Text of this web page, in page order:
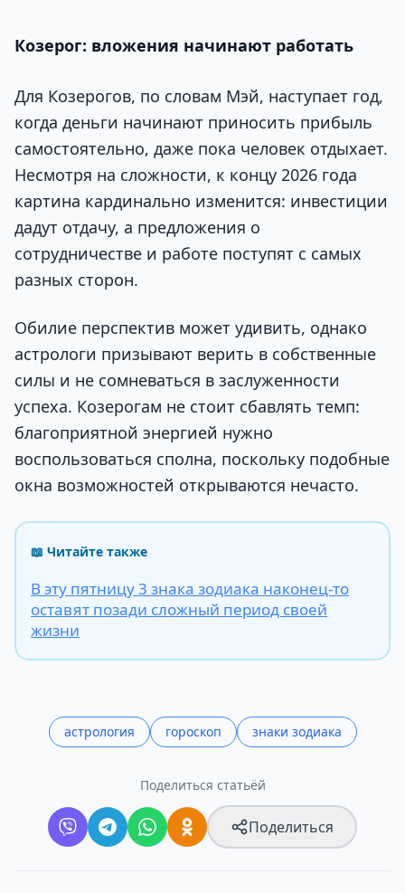
Козерог: вложения начинают работать
Для Козерогов, по словам Мэй, наступает год,
когда деньги начинают приносить прибыль
самостоятельно, даже пока человек отдыхает.
Несмотря на сложности, к концу 2026 года
картина кардинально изменится: инвестиции
дадут отдачу, а предложения о
сотрудничестве и работе поступят с самых
разных сторон.
Обилие перспектив может удивить, однако
астрологи призывают верить в собственные
силы и не сомневаться в заслуженности
успеха. Козерогам не стоит сбавлять темп:
благоприятной энергией нужно
воспользоваться сполна, поскольку подобные
окна возможностей открываются нечасто.
📖 Читайте также
В эту пятницу 3 знака зодиака наконец-то
оставят позади сложный период своей
жизни
астрология гороскоп знаки зодиака
Поделиться статьёй
Поделиться